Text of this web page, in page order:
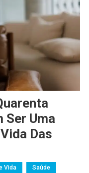
Ser Uma
Das
Vida Saúde